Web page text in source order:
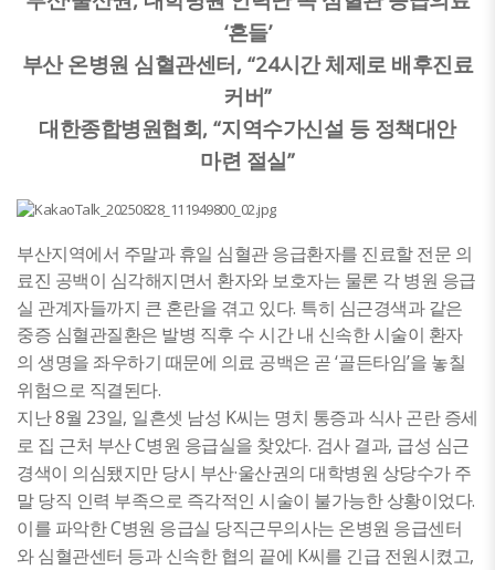
‘흔들’
부산 온병원 심혈관센터 , “24시간 체제로 배후진료
커버”
대한종합병원협회, “지역수가신설 등 정책대안
마련 절실”
부산지역에서 주말과 휴일 심혈관 응급환자를 진료할 전문 의
료진 공백이 심각해지면서 환자와 보호자는 물론 각 병원 응급
실 관계자들까지 큰 혼란을 겪고 있다. 특히 심근경색과 같은
중증 심혈관질환은 발병 직후 수 시간 내 신속한 시술이 환자
의 생명을 좌우하기 때문에 의료 공백은 곧 ‘골든타임’을 놓칠
위험으로 직결된다.
지난8월 23일, 일흔셋 남성 K씨는 명치 통증과 식사 곤란 증세
로 집 근처 부산C병원 응급실을 찾았다. 검사 결과, 급성 심근
경색이 의심됐지만 당시 부산·울산권의 대학병원 상당수가 주
말 당직 인력 부족으로 즉각적인 시술이 불가능한 상황이었다.
이를 파악한C병원 응급실 당직근무의사는 온병원 응급센터
와 심혈관센터 등과 신속한 협의 끝에 K씨를 긴급 전원시켰고,